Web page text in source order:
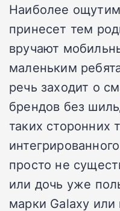
Наиболее
принесет тем
вручают
маленьким
речь заходит о
брендов без
таких сторонних
просто не
или дочь уже
марки Galaxy